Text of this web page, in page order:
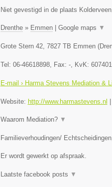
Niet gevestigd in de plaats
Drenthe» Emmen| Google maps ▼
Grote Stern 42, 7827 TB Emmen(
Tel: 06-46618898, Fax: -, KvK:
E-mail › Harma Stevens Mediation &
Website: http://www.harmastevens.nl
Waarom Mediation? ▼
Familieverhoudingen/
Er wordt gewerkt op afspraak.
Laatste facebook posts ▼